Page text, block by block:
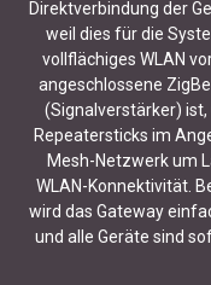
Direktverbindung der
weil dies für die
vollflächiges WLAN
angeschlossene
(Signalverstärker)
Repeatersticks im
Mesh-Netzwerk um
WLAN-Konnektivität.
wird das Gateway
und alle Geräte sind